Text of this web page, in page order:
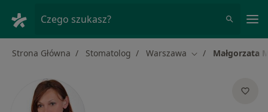
Czego szukasz?
Strona Główna Stomatolog Warszawa Zmień miasto
Małgorzata